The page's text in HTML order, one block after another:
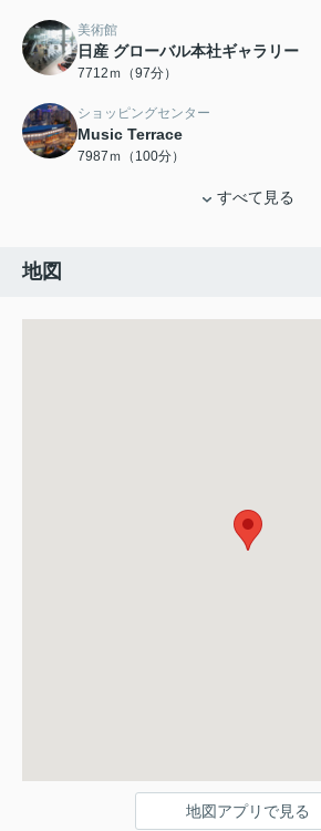
美術館
日産 グローバル本社ギャラリー
7712ｍ（97分）
ショッピングセンター
Music Terrace
7987ｍ（100分）
すべて見る
地図
地図アプリで見る